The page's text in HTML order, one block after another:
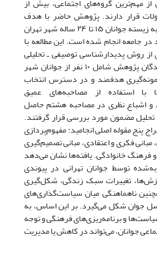
از مهم‌ترین گروه‌های اجتماعی، بیش از
قرار دارند. پژوهش حاضر با هدف
واکاوی پدیدارشناسانه تجربه زیسته جوانان ۱۵ تا ۲۴ ساله شهر تهران
جامعه انجام شده است. این مطالعه با
از روش پدیدارشناسی توصیفی ـ تحلیلی
صورت گرفت. مشارکت‌کنندگان پژوهش شامل ۱۰ نفر از جوانان شهر
هدفمند و در دسترس انتخاب
با استفاده از مصاحبه‌های عمیق
و اشباع نظری در مصاحبه هشتم حاصل
مضمون مورد بررسی قرار گرفتند.
پنج مقوله اصلی انجامید: مفهوم‌پردازی
فکری و اعتقادی، مبانی تصمیم‌گیری
خانوادگی. یافته‌ها نشان می‌دهد
توسط جوانان تهرانی در پیوندی
تغییرات سبک زندگی، شکل‌گیری
ناهماهنگی میان سیاست‌گذاری‌های
جوان شکل می‌گیرد. بر این اساس، به
و برنامه‌ریزی‌های فرهنگی و توجه
جوانان، می‌تواند در کاهش یا مدیریت